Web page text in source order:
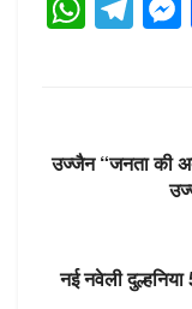
A a
उज्जैन “जनता की
नई नवेली